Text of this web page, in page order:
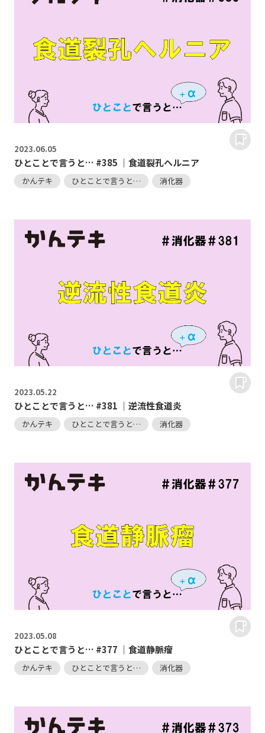
2023.06.05
ひとことで言うと… #385 ｜食道裂孔ヘルニア
かんテキ ひとことで言うと… 消化器
2023.05.22
ひとことで言うと… #381 ｜逆流性食道炎
かんテキ ひとことで言うと… 消化器
2023.05.08
ひとことで言うと… #377 ｜食道静脈瘤
かんテキ ひとことで言うと… 消化器